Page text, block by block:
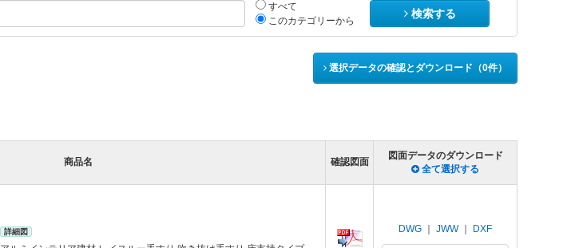
すべて
このカテゴリーから
検索する
選択データの確認とダウンロード（0件）
商品名 確認図面
図面データのダウンロード
全て選択する
詳細図 DWG JWW｜ DXF